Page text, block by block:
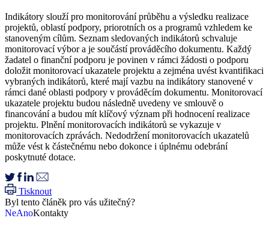
Indikátory slouží pro monitorování průběhu a výsledku realizace
projektů, oblastí podpory, priorotních os a programů vzhledem ke
stanoveným cílům. Seznam sledovaných indikátorů schvaluje
monitorovací výbor a je součástí prováděcího dokumentu. Každý
žadatel o finanční podporu je povinen v rámci žádosti o podporu
doložit monitorovací ukazatele projektu a zejména uvést kvantifikaci
vybraných indikátorů, které mají vazbu na indikátory stanovené v
rámci dané oblasti podpory v prováděcím dokumentu. Monitorovací
ukazatele projektu budou následně uvedeny ve smlouvě o
financování a budou mít klíčový význam při hodnocení realizace
projektu. Plnění monitorovacích indikátorů se vykazuje v
monitorovacích zprávách. Nedodržení monitorovacích ukazatelů
může vést k částečnému nebo dokonce i úplnému odebrání
poskytnuté dotace.
Tisknout
Byl tento článěk pro vás užitečný?
NeAnoKontakty